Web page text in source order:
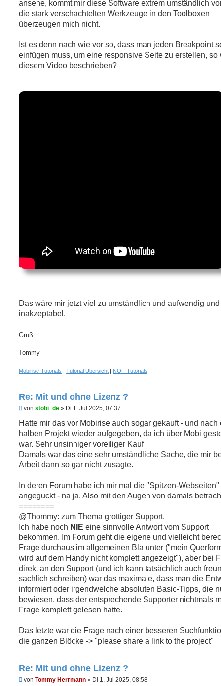
ansehe, kommt mir diese Software extrem umständlich
die stark verschachtelten Werkzeuge in den Toolboxen
überzeugen mich nicht.
Ist es denn nach wie vor so, dass man jeden Breakpoint
einfügen muss, um eine responsive Seite zu erstellen, so
diesem Video beschrieben?
Das wäre mir jetzt viel zu umständlich und aufwendig
inakzeptabel.
Gruß
Tommy
Mobirise-Tutorials | Tutorial Übersicht | NOF-Tutorials
Re: Mit und ohne Lizenz ?
U
g
l
e
e
n
B
i
t
a
g
von stobi_de » Di 1. Jul 2025, 07:37
Hatte mir das vor Mobirise auch sogar gekauft - und nach
halben Projekt wieder aufgegeben, da ich über Mobi
war. Sehr unsinniger voreiliger Kauf
Damals war das eine sehr umständliche Sache, die mir
Arbeit dann so gar nicht zusagte.
In deren Forum habe ich mir mal die "Spitzen-Webseiten"
angeguckt - na ja. Also mit den Augen von damals
========
@Thommy: zum Thema grottiger Support.
Ich habe noch NIE eine sinnvolle Antwort vom Support
bekommen. Im Forum geht die eigene und vielleicht
Frage durchaus im allgemeinen Bla unter ("mein
wird auf dem Handy nicht komplett angezeigt"), aber bei
direkt an den Support (und ich kann tatsächlich auch
sachlich schreiben) war das maximale, dass man die
informiert oder irgendwelche absoluten Basic-Tipps, die
bewiesen, dass der entsprechende Supporter nichtmals
Frage komplett gelesen hatte.
Das letzte war die Frage nach einer besseren
die ganzen Blöcke -> "please share a link to the project"
Re: Mit und ohne Lizenz ?
U
von Tommy Herrmann » Di 1. Jul 2025, 08:58